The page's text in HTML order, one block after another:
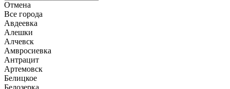
Отмена
Все города
Авдеевка
Алешки
Алчевск
Амвросиевка
Антрацит
Артемовск
Белицкое
Белозерка